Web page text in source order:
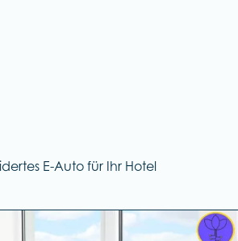
E-Auto für Ihr Hotel